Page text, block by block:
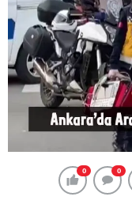
0 0